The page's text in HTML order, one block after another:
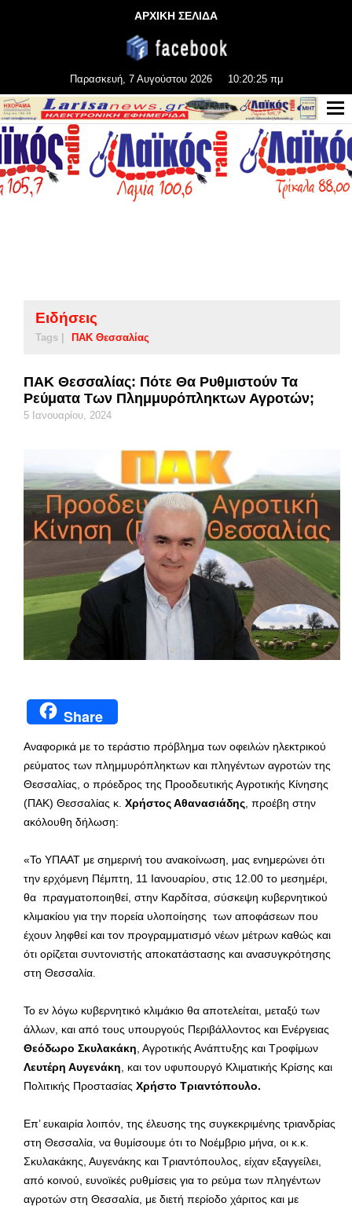
ΑΡΧΙΚΗ ΣΕΛΙΔΑ
Παρασκευή, 7 Αυγούστου 2026 10:20:25 πμ
Ειδήσεις
Tags | ΠΑΚ Θεσσαλίας
ΠΑΚ Θεσσαλίας: Πότε Θα Ρυθμιστούν Τα
Ρεύματα Των Πλημμυρόπληκτων Αγροτών;
5 Ιανουαρίου, 2024
Share
Αναφορικά με το τεράστιο πρόβλημα των οφειλών ηλεκτρικού
ρεύματος των πλημμυρόπληκτων και πληγέντων αγροτών της
Θεσσαλίας, ο πρόεδρος της Προοδευτικής Αγροτικής Κίνησης
(ΠΑΚ) Θεσσαλίας κ. Χρήστος Αθανασιάδης , προέβη στην
ακόλουθη δήλωση:
«Το ΥΠΑΑΤ με σημερινή του ανακοίνωση, μας ενημερώνει ότι
την ερχόμενη Πέμπτη, 11 Ιανουαρίου, στις 12.00 το μεσημέρι,
θα πραγματοποιηθεί, στην Καρδίτσα, σύσκεψη κυβερνητικού
κλιμακίου για την πορεία υλοποίησης των αποφάσεων που
έχουν ληφθεί και τον προγραμματισμό νέων μέτρων καθώς και
ότι ορίζεται συντονιστής αποκατάστασης και ανασυγκρότησης
στη Θεσσαλία.
Το εν λόγω κυβερνητικό κλιμάκιο θα αποτελείται, μεταξύ των
άλλων, και από τους υπουργούς Περιβάλλοντος και Ενέργειας
Θεόδωρο Σκυλακάκη , Αγροτικής Ανάπτυξης και Τροφίμων
Λευτέρη Αυγενάκη , και τον υφυπουργό Κλιματικής Κρίσης και
Πολιτικής Προστασίας Χρήστο Τριαντόπουλο.
Επ’ ευκαιρία λοιπόν, της έλευσης της συγκεκριμένης τριανδρίας
στη Θεσσαλία, να θυμίσουμε ότι το Νοέμβριο μήνα, οι κ.κ.
Σκυλακάκης, Αυγενάκης και Τριαντόπουλος, είχαν εξαγγείλει,
από κοινού, ευνοϊκές ρυθμίσεις για το ρεύμα των πληγέντων
αγροτών στη Θεσσαλία, με διετή περίοδο χάριτος και με